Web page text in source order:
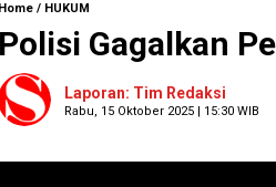
Home / HUKUM
Polisi Gagalkan
Laporan: Tim Redaksi
Rabu, 15 Oktober 2025 | 15:30 WIB